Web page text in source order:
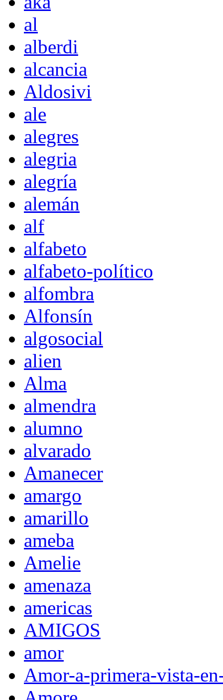
al
alberdi
alcancia
Aldosivi
ale
alegres
alegria
alegría
alemán
alf
alfabeto
alfabeto-político
alfombra
Alfonsín
algosocial
alien
Alma
almendra
alumno
alvarado
Amanecer
amargo
amarillo
ameba
Amelie
amenaza
americas
AMIGOS
amor
Amor-a-primera-vista-